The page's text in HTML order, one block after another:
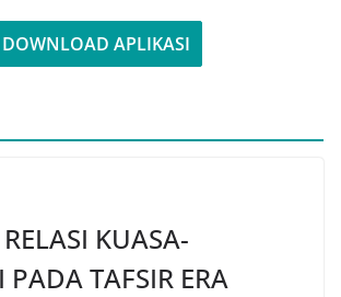
DOWNLOAD APLIKASI
KUASA-
TAFSIR ERA